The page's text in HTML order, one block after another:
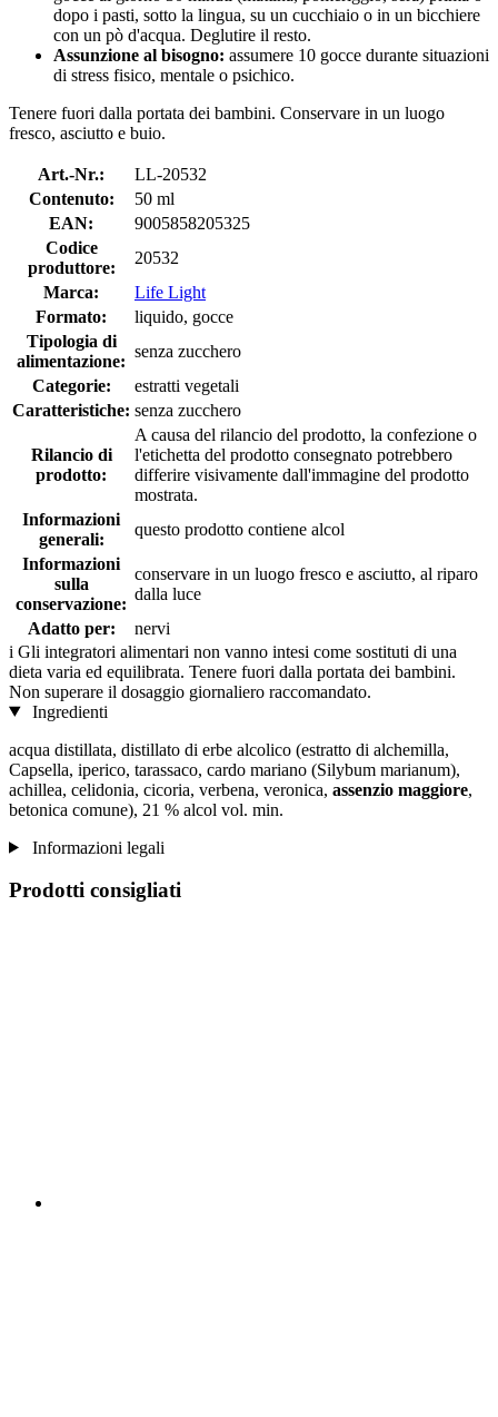
dopo i pasti, sotto la lingua, su un cucchiaio o in un bicchiere
con un pò d'acqua. Deglutire il resto.
Assunzione al bisogno: assumere 10 gocce durante situazioni
di stress fisico, mentale o psichico.
Tenere fuori dalla portata dei bambini. Conservare in un luogo
fresco, asciutto e buio.
Art.-Nr.:
LL-20532
Contenuto:
50 ml
EAN:
9005858205325
Codice
produttore:
20532
Marca:
Life Light
Formato:
liquido, gocce
Tipologia di
alimentazione:
senza zucchero
Categorie:
estratti vegetali
Caratteristiche: senza zucchero
Rilancio di
prodotto:
A causa del rilancio del prodotto, la confezione o
l'etichetta del prodotto consegnato potrebbero
differire visivamente dall'immagine del prodotto
mostrata.
Informazioni
generali:
questo prodotto contiene alcol
Informazioni
sulla
conservazione:
conservare in un luogo fresco e asciutto, al riparo
dalla luce
Adatto per:
nervi
i Gli integratori alimentari non vanno intesi come sostituti di una
dieta varia ed equilibrata. Tenere fuori dalla portata dei bambini.
Non superare il dosaggio giornaliero raccomandato.
Ingredienti
acqua distillata, distillato di erbe alcolico (estratto di alchemilla,
Capsella, iperico, tarassaco, cardo mariano (Silybum marianum),
achillea, celidonia, cicoria, verbena, veronica, assenzio maggiore,
betonica comune), 21 % alcol vol. min.
Informazioni legali
Prodotti consigliati